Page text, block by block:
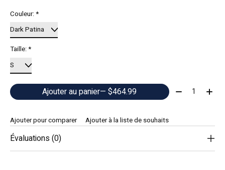
Couleur:*
Taille:*
Ajouter au panier — $464.99 Quantité:
Ajouter pour comparer Ajouter à la liste de souhaits
Évaluations (0)